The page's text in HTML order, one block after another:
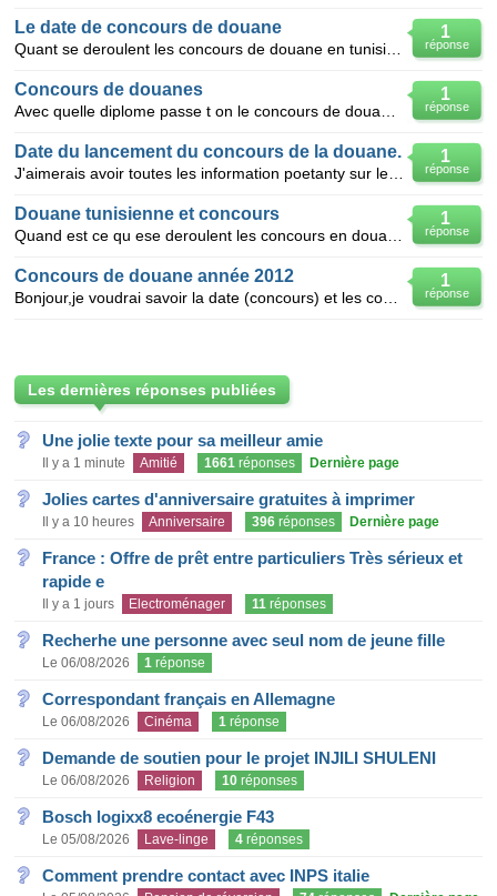
1
réponse
Le date de concours de douane
1
réponse
Concours de douanes
1
réponse
Date du lancement du concours de la douane.
1
réponse
Douane tunisienne et concours
1
réponse
Concours de douane année 2012
Les dernières réponses publiées
Une jolie texte pour sa meilleur amie
Il y a 1 minute Amitié 1661 réponses Dernière page
Jolies cartes d'anniversaire gratuites à imprimer
Il y a 10 heures Anniversaire 396 réponses Dernière page
France : Offre de prêt entre particuliers Très sérieux et
rapide e
Il y a 1 jours Electroménager 11 réponses
Recherhe une personne avec seul nom de jeune fille
Le 06/08/2026 1 réponse
Correspondant français en Allemagne
Le 06/08/2026 Cinéma 1 réponse
Demande de soutien pour le projet INJILI SHULENI
Le 06/08/2026 Religion 10 réponses
Bosch logixx8 ecoénergie F43
Le 05/08/2026 Lave-linge 4 réponses
Comment prendre contact avec INPS italie